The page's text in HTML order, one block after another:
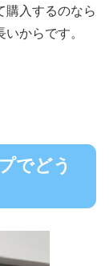
購入するのなら
からです。
でどう